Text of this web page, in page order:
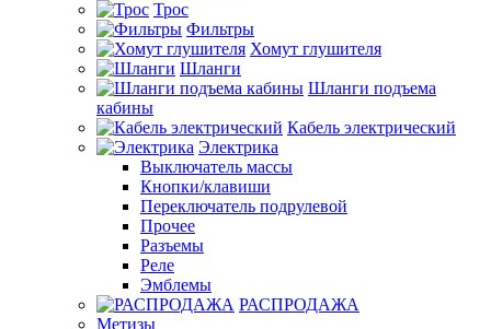
Трос
Фильтры
Хомут глушителя
Шланги
Шланги подъема
кабины
Кабель электрический
Электрика
Выключатель массы
Кнопки/клавиши
Переключатель подрулевой
Прочее
Разъемы
Реле
Эмблемы
РАСПРОДАЖА
Метизы